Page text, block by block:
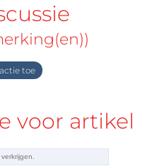
toe
voor artikel